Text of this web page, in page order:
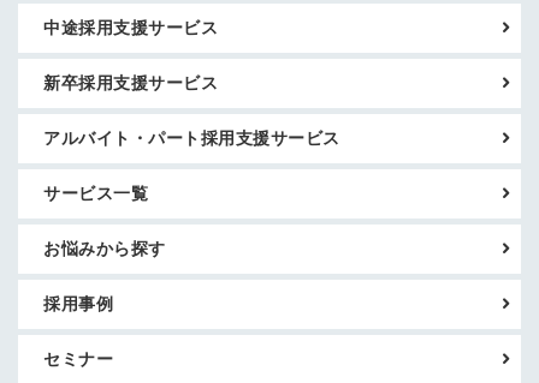
中途採用支援サービス
新卒採用支援サービス
アルバイト・パート採用支援サービス
サービス一覧
お悩みから探す
採用事例
セミナー